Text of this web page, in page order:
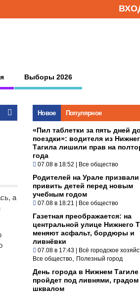
Выборы 2026
а
Новое Популярное
«Пил таблетки за пять дней до
поездки»: водителя из
Тагила лишили прав на
года
07.08 в 18:52 | Все общество
Родителей на Урале призвали
привить детей перед новым
учебным годом
07.08 в 18:21 | Все общество
Газетная преображается: на
центральной улице Нижнего
меняют асфальт, бордюры и
ливнёвки
07.08 в 17:43 | Всё городское
Все общество Полезный город
День города в Нижнем Тагиле
пройдет под ливнями, градом
шквалом